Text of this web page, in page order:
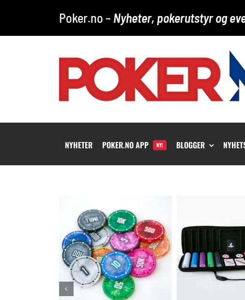
Poker.no – Nyheter, pokerutstyr og
NYHETER POKER.NO APP NY! BLOGGER
KJØP
Detaljer
KJØP